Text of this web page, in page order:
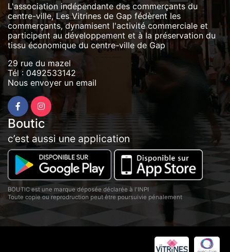
L'association indépendante des commerçants du
centre-ville, Les Vitrines de Gap fédèrent les
commerçants, dynamisent l'activité commerciale et
participent au développement et à la préservation du
tissu économique du centre-ville de Gap
29 rue du mazel
Tél : 0492533142
Nous envoyer un email
Boutic
c’est aussi une application
BOUTIC est une marque déposée déclarée à l'INPI
Toute copie ou reprodruction peut être poursuivie pénalement